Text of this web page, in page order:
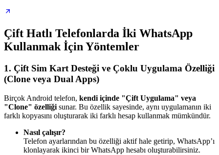
Çift Hatlı Telefonlarda İki WhatsApp
Kullanmak İçin Yöntemler
1. Çift Sim Kart Desteği ve Çoklu Uygulama Özelliği
(Clone veya Dual Apps)
Birçok Android telefon, kendi içinde "Çift Uygulama" veya
"Clone" özelliği sunar. Bu özellik sayesinde, aynı uygulamanın iki
farklı kopyasını oluşturarak iki farklı hesap kullanmak mümkündür.
Nasıl çalışır?
Telefon ayarlarından bu özelliği aktif hale getirip, WhatsApp’ı
klonlayarak ikinci bir WhatsApp hesabı oluşturabilirsiniz.